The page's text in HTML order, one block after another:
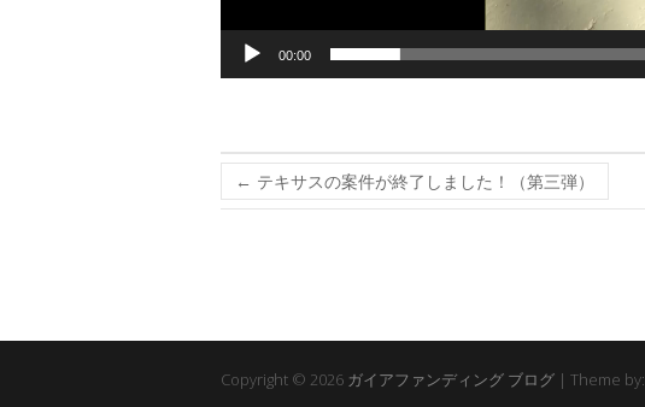
00:00
← テキサスの案件が終了しました！（第三弾）
Copyright © 2026 ガイアファンディング ブログ | Theme by: